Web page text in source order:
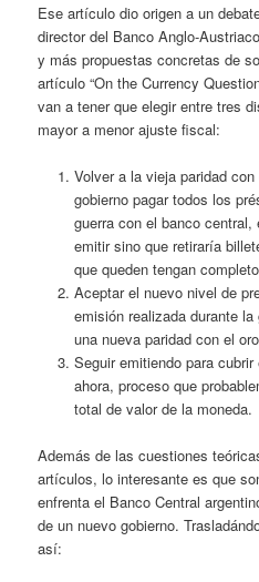
Ese artículo dio origen a un
director del Banco Anglo-
y más propuestas concretas de
artículo “On the Currency
van a tener que elegir entre tres
mayor a menor ajuste fiscal:
Volver a la vieja paridad
gobierno pagar todos los
guerra con el banco
emitir sino que retiraría
que queden tengan
Aceptar el nuevo nivel de
emisión realizada durante
una nueva paridad con el
Seguir emitiendo para
ahora, proceso que
total de valor de la moneda.
Además de las cuestiones
artículos, lo interesante es que
enfrenta el Banco Central
de un nuevo gobierno.
así: